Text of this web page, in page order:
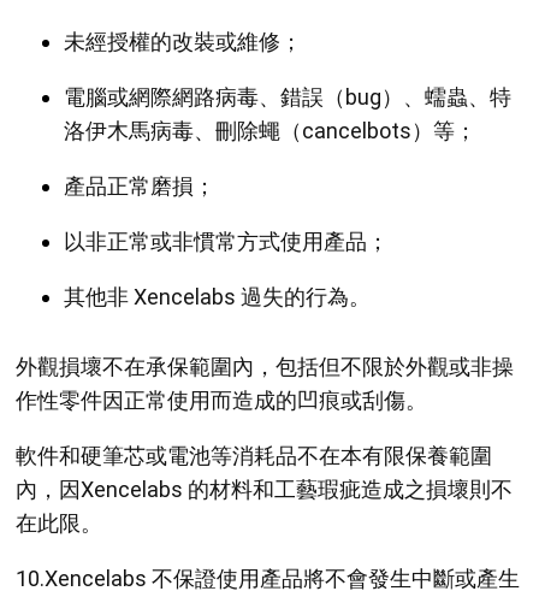
未經授權的改裝或維修；
電腦或網際網路病毒、錯誤（bug）、蠕蟲、特
洛伊木馬病毒、刪除蠅（cancelbots）等；
產品正常磨損；
以非正常或非慣常方式使用產品；
其他非 Xencelabs 過失的行為。
外觀損壞不在承保範圍內，包括但不限於外觀或非操
作性零件因正常使用而造成的凹痕或刮傷。
軟件和硬筆芯或電池等消耗品不在本有限保養範圍
內，因Xencelabs 的材料和工藝瑕疵造成之損壞則不
在此限。
10.Xencelabs 不保證使用產品將不會發生中斷或產生